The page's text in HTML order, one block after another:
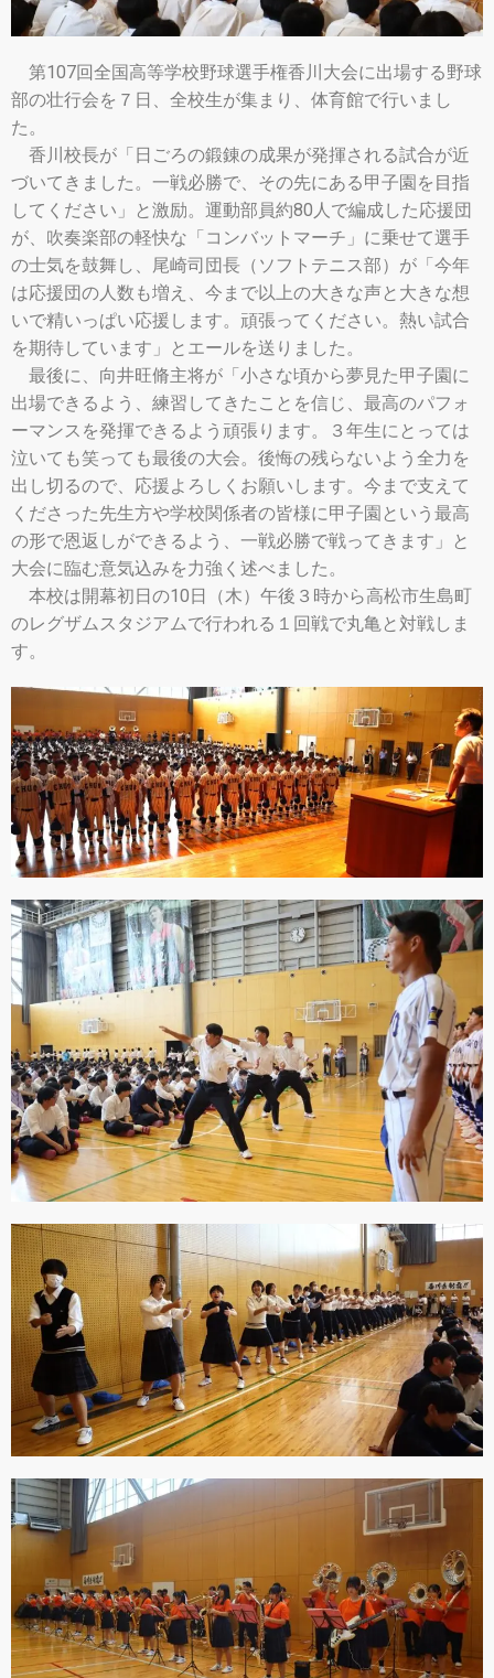
第107回全国高等学校野球選手権香川大会に出場する野球
部の壮行会を７日、全校生が集まり、体育館で行いまし
た。
香川校長が「日ごろの鍛錬の成果が発揮される試合が近
づいてきました。一戦必勝で、その先にある甲子園を目指
してください」と激励。運動部員約80人で編成した応援団
が、吹奏楽部の軽快な「コンバットマーチ」に乗せて選手
の士気を鼓舞し、尾崎司団長（ソフトテニス部）が「今年
は応援団の人数も増え、今まで以上の大きな声と大きな想
いで精いっぱい応援します。頑張ってください。熱い試合
を期待しています」とエールを送りました。
最後に、向井旺脩主将が「小さな頃から夢見た甲子園に
出場できるよう、練習してきたことを信じ、最高のパフォ
ーマンスを発揮できるよう頑張ります。３年生にとっては
泣いても笑っても最後の大会。後悔の残らないよう全力を
出し切るので、応援よろしくお願いします。今まで支えて
くださった先生方や学校関係者の皆様に甲子園という最高
の形で恩返しができるよう、一戦必勝で戦ってきます」と
大会に臨む意気込みを力強く述べました。
本校は開幕初日の10日（木）午後３時から高松市生島町
のレグザムスタジアムで行われる１回戦で丸亀と対戦しま
す。